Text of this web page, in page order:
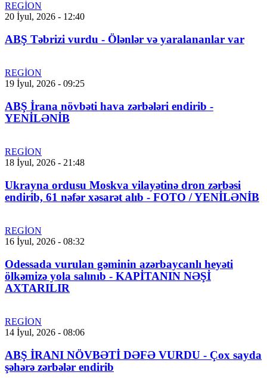
REGİON
20 İyul, 2026 - 12:40
ABŞ Təbrizi vurdu - Ölənlər və yaralananlar var
REGİON
19 İyul, 2026 - 09:25
ABŞ İrana növbəti hava zərbələri endirib -
YENİLƏNİB
REGİON
18 İyul, 2026 - 21:48
Ukrayna ordusu Moskva vilayətinə dron zərbəsi
endirib, 61 nəfər xəsarət alıb - FOTO / YENİLƏNİB
REGİON
16 İyul, 2026 - 08:32
Odessada vurulan gəminin azərbaycanlı heyəti
ölkəmizə yola salınıb - KAPİTANIN NƏŞİ
AXTARILIR
REGİON
14 İyul, 2026 - 08:06
ABŞ İRANI NÖVBƏTİ DƏFƏ VURDU - Çox sayda
şəhərə zərbələr endirib